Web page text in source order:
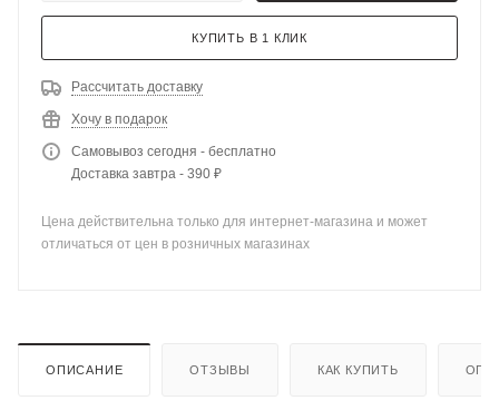
КУПИТЬ В 1 КЛИК
Рассчитать доставку
Хочу в подарок
Самовывоз сегодня - бесплатно
Доставка завтра - 390 ₽
Цена действительна только для интернет-магазина и может
отличаться от цен в розничных магазинах
ОПИСАНИЕ ОТЗЫВЫ КАК КУПИТЬ